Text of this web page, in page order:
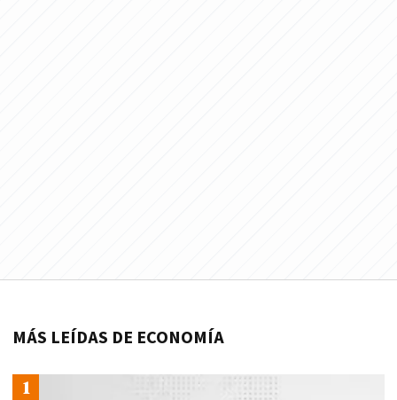
MÁS LEÍDAS DE ECONOMÍA